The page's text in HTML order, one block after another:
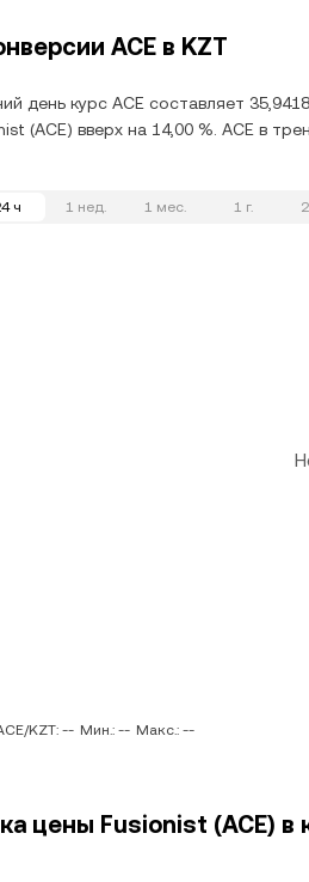
ACE в KZT
день курс ACE составляет
(ACE) вверх на 14,00 %. ACE в
ч 1 нед. 1 мес. 1 г.
KZT: -- Мин.: -- Макс.: --
цены Fusionist (ACE) в